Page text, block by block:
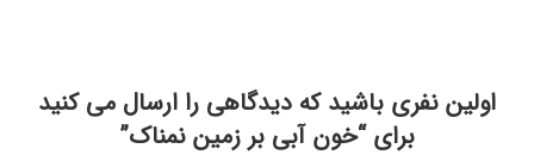
اولین نفری باشید که دیدگاهی را ارسال می کنید
برای “خون آبی بر زمین نمناک”